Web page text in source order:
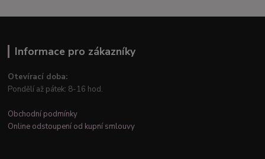
Informace pro zákazníky
Otevírací doba:
Pondělí až pátek: 8-16 hod.
Obchodní podmínky
Online odstoupení od kupní smlouvy